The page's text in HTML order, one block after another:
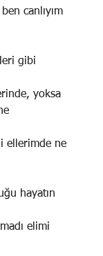
canlıyım
gibi
yoksa
ellerimde ne
hayatın
elimi